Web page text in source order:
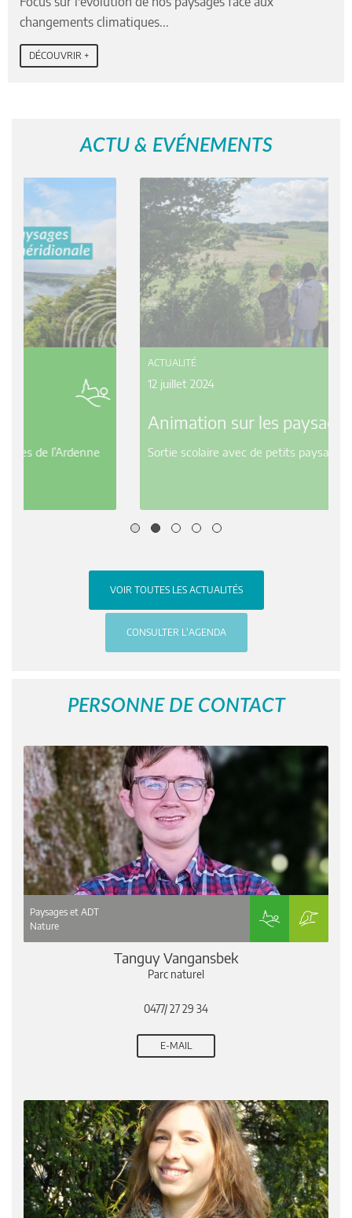
changements climatiques...
DÉCOUVRIR +
ACTU & EVÉNEMENTS
12 juillet 2024
Animation sur les paysages
Sortie scolaire avec de petits paysagistes en herbe
VOIR TOUTES LES ACTUALITÉS
CONSULTER L'AGENDA
PERSONNE DE CONTACT
Paysages et ADT
Nature
Tanguy Vangansbek
Parc naturel
0477/ 27 29 34
E-MAIL